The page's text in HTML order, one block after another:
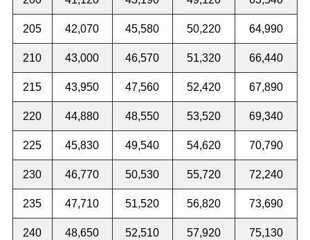
205 42,070 45,580 50,220 64,990
210 43,000 46,570 51,320 66,440
215 43,950 47,560 52,420 67,890
220 44,880 48,550 53,520 69,340
225 45,830 49,540 54,620 70,790
230 46,770 50,530 55,720 72,240
235 47,710 51,520 56,820 73,690
240 48,650 52,510 57,920 75,130